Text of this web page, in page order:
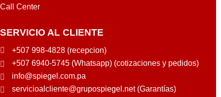
Call Center
SERVICIO AL CLIENTE
+507 998-4828 (recepcion)
+507 6940-5745 (Whatsapp) (cotizaciones y pedidos)
info@spiegel.com.pa
servicioalcliente@grupospiegel.net (Garantías)